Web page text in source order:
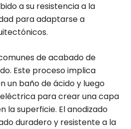
a su resistencia a la
para adaptarse a
de acabado de
Este proceso implica
un baño de ácido y luego
para crear una capa
la superficie. El anodizado
duradero y resistente a la